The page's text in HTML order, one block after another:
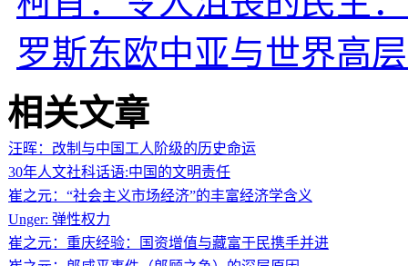
罗斯东欧中亚与世界高
相关文章
汪晖：改制与中国工人阶级的历史命运
30年人文社科话语:中国的文明责任
崔之元：“社会主义市场经济”的丰富经济学含义
Unger: 弹性权力
崔之元：重庆经验：国资增值与藏富于民携手并进